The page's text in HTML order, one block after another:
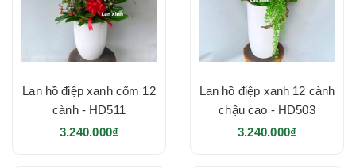
Lan hồ điệp xanh cốm 12
cành - HD511
3.240.000₫
Lan hồ điệp xanh 12 cành
chậu cao - HD503
3.240.000₫